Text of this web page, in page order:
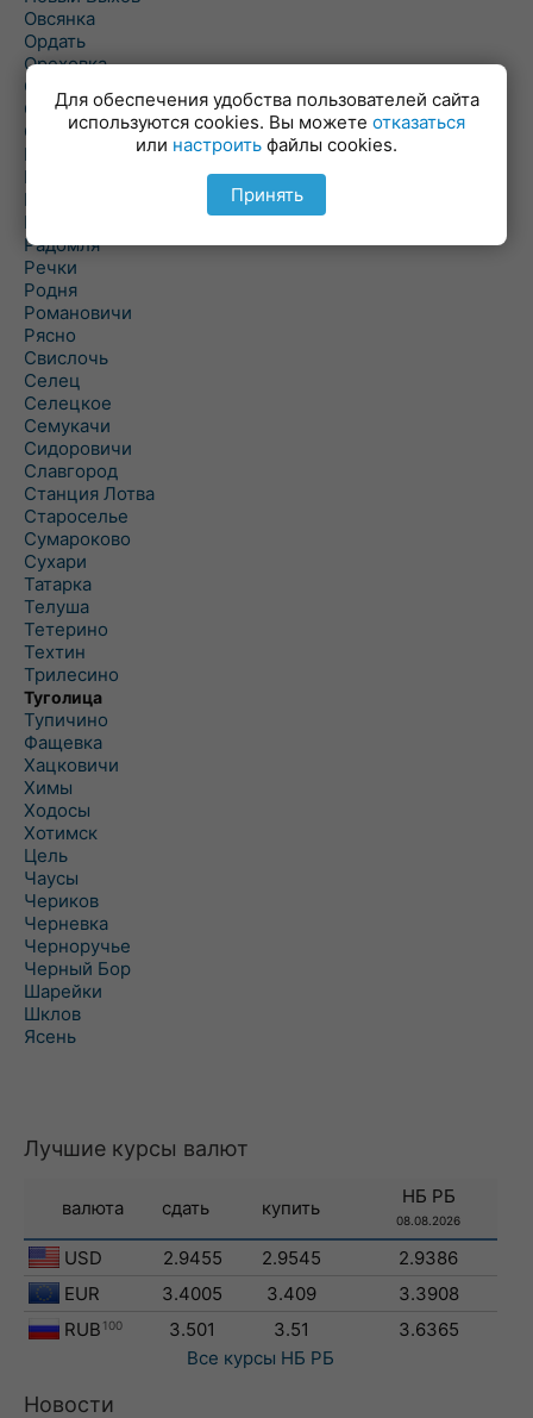
Овсянка
Ордать
Ореховка
Осиновка
Осиповичи
Осово
Павловичи
Паршино
Петуховка
Пудовня
Радомля
Речки
Родня
Романовичи
Рясно
Свислочь
Селец
Селецкое
Семукачи
Сидоровичи
Славгород
Станция Лотва
Староселье
Сумароково
Сухари
Татарка
Телуша
Тетерино
Техтин
Трилесино
Туголица
Тупичино
Фащевка
Хацковичи
Химы
Ходосы
Хотимск
Цель
Чаусы
Чериков
Черневка
Черноручье
Черный Бор
Шарейки
Шклов
Ясень
Лучшие курсы валют
валюта сдать купить
НБ РБ
08.08.2026
USD 2.9455 2.9545
2.9386
EUR
3.4005 3.409
3.3908
RUB 100 3.501 3.51
3.6365
Все курсы НБ РБ
Новости
Для обеспечения удобства пользователей сайта
используются cookies. Вы можете отказаться
или настроить файлы cookies.
Принять